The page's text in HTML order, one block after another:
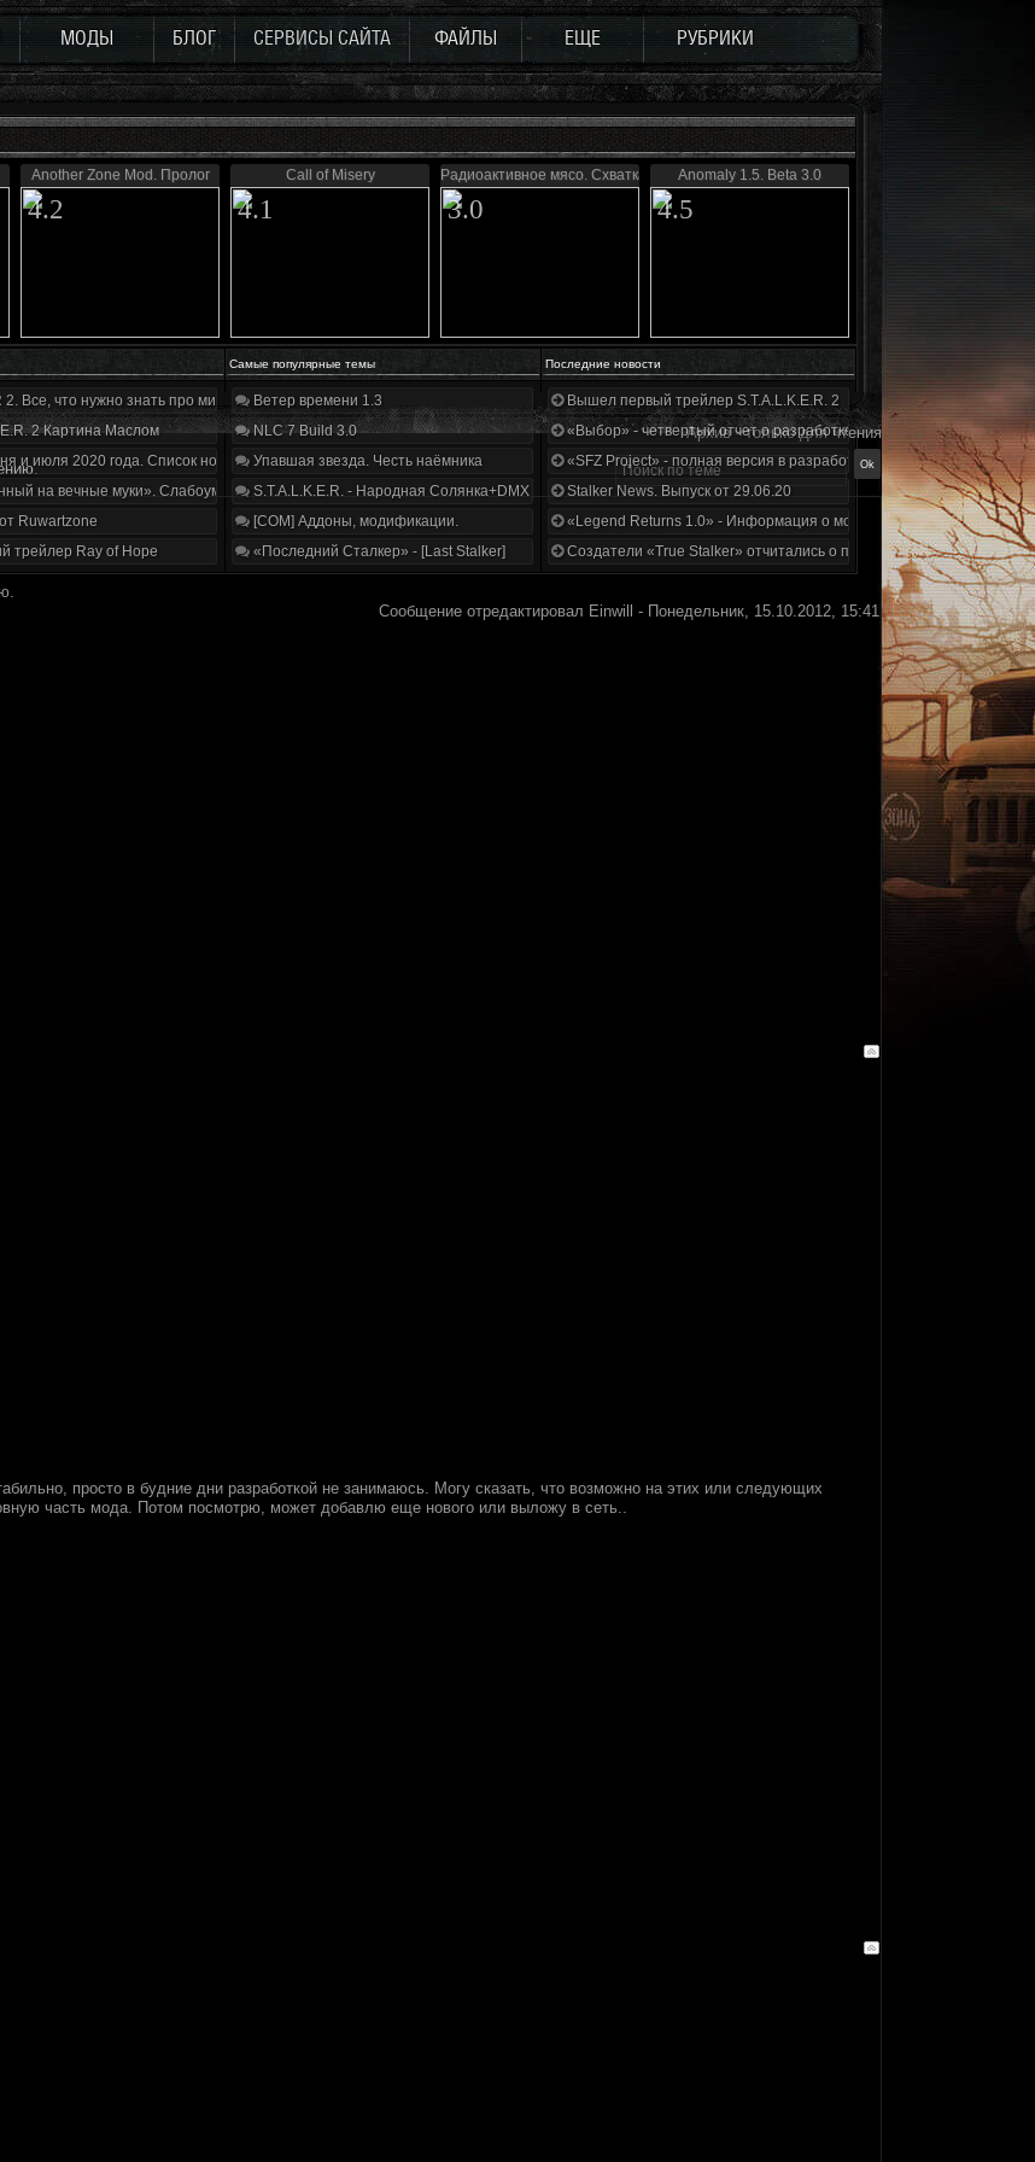
МОДЫ БЛОГ СЕРВИСЫ САЙТА ФАЙЛЫ ЕЩЕ РУБРИКИ
Another Zone Mod. Пролог
4.2
Call of Misery
4.1
Радиоактивное мясо. Схватка
3.0
Anomaly 1.5. Beta 3.0
4.5
Самые популярные темы Последние новости
2. Все, что нужно знать про мир, геймплей и сюжет | Разбор трейлера
2 Картина Маслом
и июля 2020 года. Список нововведений
на вечные муки». Слабоумие и отвага
Ruwartzone
трейлер Ray of Hope
Ветер времени 1.3
NLC 7 Build 3.0
Упавшая звезда. Честь наёмника
S.T.A.L.K.E.R. - Народная Солянка+DMX 1.3.5.ООП.МА.К.
[COM] Аддоны, модификации.
«Последний Сталкер» - [Last Stalker]
Вышел первый трейлер S.T.A.L.K.E.R. 2
«Выбор» - четвертый отчет о разработке!
«SFZ Project» - полная версия в разработке!
Stalker News. Выпуск от 29.06.20
«Legend Returns 1.0» - Информация о моде за июнь 2020
Создатели «True Stalker» отчитались о проделанной работе
Архив - только для чтения
Сообщение отредактировал Einwill - Понедельник, 15.10.2012, 15:41
просто в будние дни разработкой не занимаюсь. Могу сказать, что возможно на этих или следующих
часть мода. Потом посмотрю, может добавлю еще нового или выложу в сеть..